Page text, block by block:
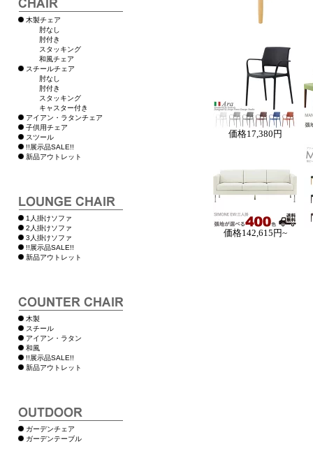
木製チェア
肘なし
肘付き
スタッキング
和風チェア
スチールチェア
肘なし
肘付き
スタッキング
キャスター付き
アイアン・ラタンチェア
子供用チェア
スツール
!!展示品SALE!!
新品アウトレット
1人掛けソファ
2人掛けソファ
3人掛けソファ
!!展示品SALE!!
新品アウトレット
木製
スチール
アイアン・ラタン
和風
!!展示品SALE!!
新品アウトレット
ガーデンチェア
ガーデンテーブル
価格17,380円
価格142,615円~